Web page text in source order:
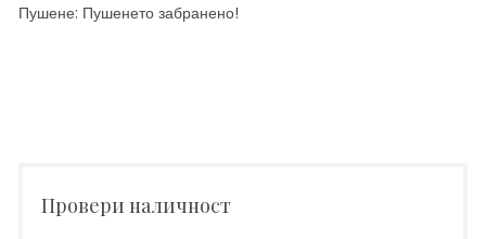
Пушене: Пушенето забранено!
Провери наличност